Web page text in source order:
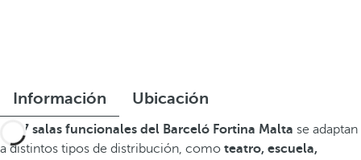
Información Ubicación
7 salas funcionales del Barceló Fortina Malta se adaptan
a distintos tipos de distribución, como teatro, escuela,